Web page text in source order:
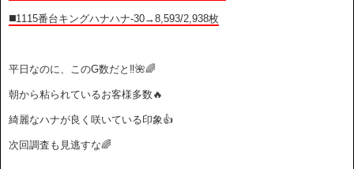
◼️1115番台キングハナハナ-30→8,593/2,938枚
平日なのに、このG数だと‼️🌺🌈
朝から粘られているお客様多数🔥
綺麗なハナが良く咲いている印象👍
次回調査も見逃すな🌈